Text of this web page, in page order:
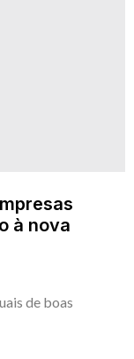
à nova
de boas